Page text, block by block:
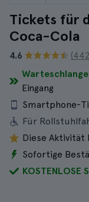
Tickets für
Coca-Cola
4.6
Eingang
Smartphone-
Für
Diese Aktivität
Sofortige
KOSTENLOSE